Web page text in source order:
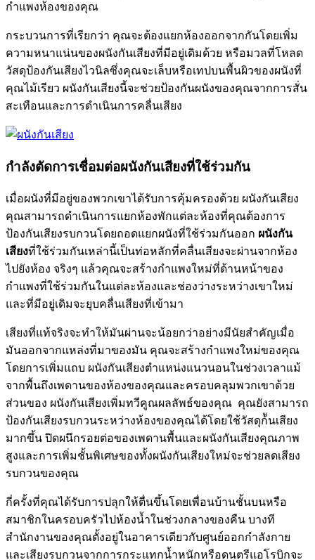
กำแพงห้องของคุณ
กระบวนการที่เรียกว่า คุณจะต้องแยกห้องออกจากกันโดยเพิ่ม
ความหนาแน่นของผนังกันเสียงที่มีอยู่เดิมด้วย หรือมวลที่โหลด
วัสดุป้องกันเสียงไวนิลซึ่งคุณจะเล็บหรือเทปบนพื้นผิวของผนังที่
คุณไม้เรียว ผนังกันเสียงนี้จะช่วยป้องกันผนังของคุณจากการสั่น
สะเทือนและการดำเนินการคลื่นเสียง
กำลังตัดการเชื่อมต่อผนังกันเสียงที่ใช้ร่วมกัน
เมื่อผนังที่มีอยู่ของพวกเขาได้รับการคุ้มครองด้วย ผนังกันเสียง
คุณสามารถดำเนินการแยกห้องพักแต่ละห้องที่คุณต้องการ
ป้องกันเสียงรบกวนโดยถอดแยกผนังที่ใช้ร่วมกันออก ผนังกัน
เสียงที่ใช้ร่วมกันเหล่านี้เป็นท่อหลักที่คลื่นเสียงจะผ่านจากห้อง
ไปยังห้อง จริงๆ แล้วคุณจะสร้างกำแพงใหม่ที่ด้านหน้าของ
กำแพงที่ใช้ร่วมกันในแต่ละห้องและช่องว่างระหว่างเขาใหม่
และที่มีอยู่เดิมจะยุบคลื่นเสียงที่เข้ามา
เสียงที่แท้จริงจะทำให้มันผ่านจะน้อยกว่าอย่างมีนัยสำคัญเมื่อ
มันออกจากแหล่งที่มาของมัน คุณจะสร้างกำแพงใหม่ของคุณ
โดยการเพิ่มแถบ ผนังกันเสียงตำแหน่งแนวนอนในช่วงเวลาแม้
จากพื้นถึงเพดานของห้องของคุณและครอบคลุมพวกเขาด้วย
ส่วนของ ผนังกันเสียงเพิ่มทวีคูณผลลัพธ์ของคุณ คุณยังสามารถ
ป้องกันเสียงรบกวนระหว่างห้องของคุณได้โดยใช้วัสดุก้ันเสียง
มากขึ้น ปิดผนึกรอยต่อของเพดานพื้นและผนังกันเสียงคุณภาพ
สูงและการเพิ่มชั้นพิเศษของทั้งผนังกันเสียงใหม่จะช่วยลดเสียง
รบกวนของคุณ
กี่ครั้งที่คุณได้รับการปลุกให้ตื่นขึ้นโดยเพื่อนบ้านชั้นบนหรือ
สมาชิกในครอบครัวไปห้องน้ำในช่วงกลางของคืน บางที
สำนักงานของคุณตั้งอยู่ในอาคารเดียวกับศูนย์ออกกำลังกาย
และเสียงรบกวนจากการกระแทกน้ำหนักหรือดนตรีแอโรบิกจะ